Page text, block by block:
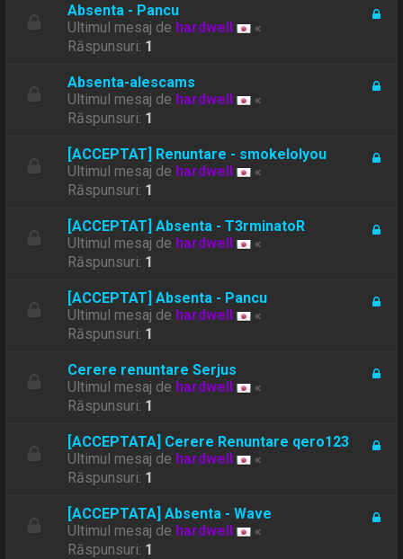
Absenta - Pancu
Ultimul mesaj de hardwell
«
Răspunsuri: 1
Absenta-alescams
Ultimul mesaj de hardwell
«
Răspunsuri: 1
[ACCEPTAT] Renuntare - smokelolyou
Ultimul mesaj de hardwell
«
Răspunsuri: 1
[ACCEPTAT] Absenta - T3rminatoR
Ultimul mesaj de hardwell
«
Răspunsuri: 1
[ACCEPTAT] Absenta - Pancu
Ultimul mesaj de hardwell
«
Răspunsuri: 1
Cerere renuntare Serjus
Ultimul mesaj de hardwell
«
Răspunsuri: 1
[ACCEPTATA] Cerere Renuntare qero123
Ultimul mesaj de hardwell
«
Răspunsuri: 1
[ACCEPTATA] Absenta - Wave
Ultimul mesaj de hardwell
«
Răspunsuri: 1